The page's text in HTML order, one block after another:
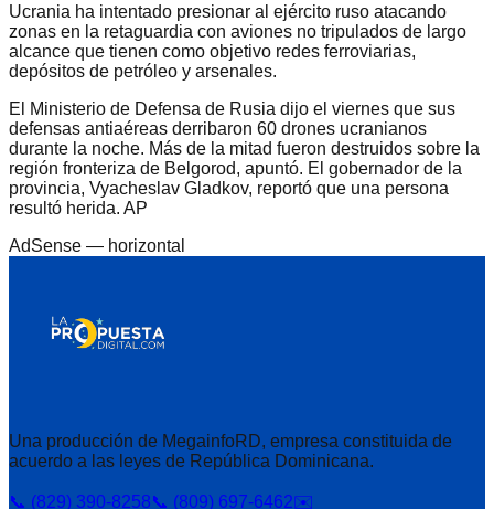
Ucrania ha intentado presionar al ejército ruso atacando
zonas en la retaguardia con aviones no tripulados de largo
alcance que tienen como objetivo redes ferroviarias,
depósitos de petróleo y arsenales.
El Ministerio de Defensa de Rusia dijo el viernes que sus
defensas antiaéreas derribaron 60 drones ucranianos
durante la noche. Más de la mitad fueron destruidos sobre la
región fronteriza de Belgorod, apuntó. El gobernador de la
provincia, Vyacheslav Gladkov, reportó que una persona
resultó herida. AP
AdSense — horizontal
Una producción de MegainfoRD, empresa constituida de
acuerdo a las leyes de República Dominicana.
📞 (829) 390-8258📞 (809) 697-6462✉️